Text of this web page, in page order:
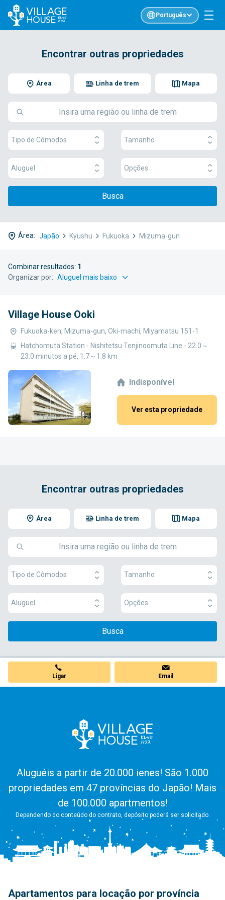
Português
Encontrar outras propriedades
Área Mapa
Linha de trem
Tipo de Cômodos Tamanho
Aluguel Opções
Busca
Área: Japão Kyushu Fukuoka Mizuma-gun
Combinar resultados: 1
Organizar por:
Village House Ooki
Fukuoka-ken, Mizuma-gun, Oki-machi, Miyamatsu 151-1
Hatchomuta Station - Nishitetsu Tenjinoomuta Line - 22.0～
23.0 minutos a pé, 1.7～1.8 km
Indisponível
Ver esta propriedade
Encontrar outras propriedades
Área Mapa
Linha de trem
Tipo de Cômodos Tamanho
Aluguel Opções
Busca
Ligar Email
Aluguéis a partir de 20.000 ienes! São 1.000
propriedades em 47 províncias do Japão! Mais
de 100.000 apartmentos!
Dependendo do conteúdo do contrato, depósito poderá ser solicitado.
Apartamentos para locação por província